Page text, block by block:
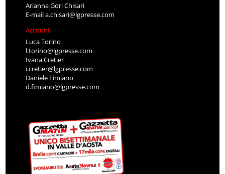
Arianna Gori Chisari
E-maila.chisari@lgpresse.com
Account
Luca Torino
l.torino@lgpresse.com
Ivana Cretier
i.cretier@lgpresse.com
Daniele Fimiano
d.fimiano@lgpresse.com